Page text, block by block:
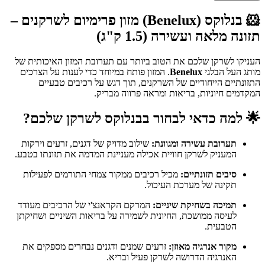
🐹
בנלוקס (Benelux) מזון פרימיום לשרקנים –
תזונה מלאה ועשירה (1.5 ק"ג)
העניקו לשרקן שלכם את הטוב ביותר עם תערובת המזון האיכותית של
מותג העל הבלגי Benelux. המזון פותח במיוחד כדי לענות על הצרכים
התזונתיים הייחודיים של השרקנים, תוך דגש על רכיבים טבעיים
המקדמים חיוניות, בריאות ומראה פרווה מבריק.
🌟 למה כדאי לבחור בבנלוקס לשרקן שלכם?
תערובת עשירה ומגוונת: שילוב מדויק של דגנים, זרעים וירקות
המעניק לשרקן חוויית אכילה מעניינת המדמה את תזונתו בטבע.
סיבים תזונתיים: מכיל רכיבים ממקור צמחי התורמים לפעילות
תקינה של מערכת העיכול.
תמיכה בשחיקת שיניים: המרקם הקראנצ'י של הרכיבים מעודד
לעיסה ממושכת, החיונית לשמירה על בריאות השיניים ושחיקתן
הטבעית.
מקור אנרגיה מאוזן: זרעים שמנים ודגנים נבחרים מספקים את
האנרגיה הדרושה לשרקן פעיל ובריא.